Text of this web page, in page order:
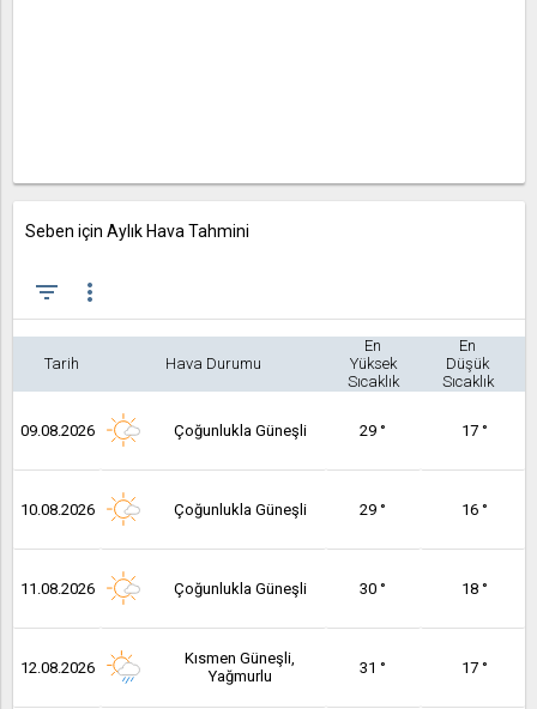
Seben için Aylık Hava Tahmini
filter_list more_vert
Tarih Hava Durumu
En
Yüksek
Sıcaklık
En
Düşük
Sıcaklık
09.08.2026 Çoğunlukla Güneşli 29 ° 17 °
10.08.2026 Çoğunlukla Güneşli 29 ° 16 °
11.08.2026 Çoğunlukla Güneşli 30 ° 18 °
12.08.2026
Kısmen Güneşli,
Yağmurlu
31 ° 17 °